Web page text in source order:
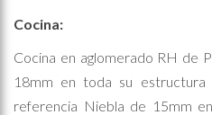
Cocina:
Cocina en aglomerado RH de
18mm en toda su estructura
referencia Niebla de 15mm